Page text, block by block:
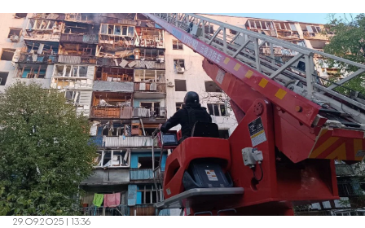
інфраструктури. Пошкоджено і цивільній об’єкти. Про
це повідомив очільник запорізької обласної
військової адміністрації Іван Федоров.
29.09.2025 | 13:36